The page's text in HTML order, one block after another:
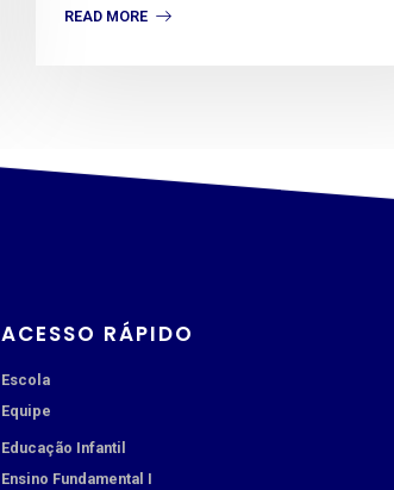
READ MORE
ACESSO RÁPIDO
Escola
Equipe
Educação Infantil
Ensino Fundamental I